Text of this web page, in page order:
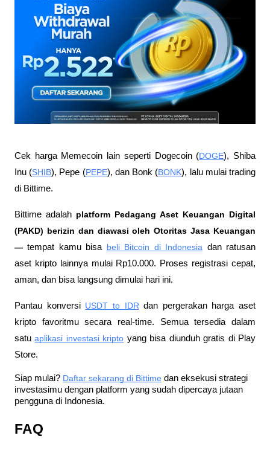
Cek harga Memecoin lain seperti Dogecoin (DOGE), Shiba
Inu (SHIB), Pepe (PEPE), dan Bonk (BONK), lalu mulai trading
di Bittime.
Bittime adalah platform Pedagang Aset Keuangan Digital
(PAKD) berizin dan diawasi oleh Otoritas Jasa Keuangan
— tempat kamu bisa beli Bitcoin di Indonesia dan ratusan
aset kripto lainnya mulai Rp10.000. Proses registrasi cepat,
aman, dan bisa langsung dimulai hari ini.
Pantau konversi USDT to IDR dan pergerakan harga aset
kripto favoritmu secara real-time. Semua tersedia dalam
satu aplikasi investasi kripto yang bisa diunduh gratis di Play
Store.
Siap mulai? Daftar sekarang di Bittime dan eksekusi strategi
investasimu dengan platform yang sudah dipercaya jutaan
pengguna di Indonesia.
FAQ